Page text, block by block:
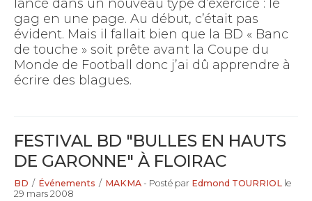
lancé dans un nouveau type d’exercice : le
gag en une page. Au début, c’était pas
évident. Mais il fallait bien que la BD « Banc
de touche » soit prête avant la Coupe du
Monde de Football donc j’ai dû apprendre à
écrire des blagues.
FESTIVAL BD "BULLES EN HAUTS
DE GARONNE" À FLOIRAC
BD / Événements / MAKMA - Posté par Edmond TOURRIOL le
29 mars 2008